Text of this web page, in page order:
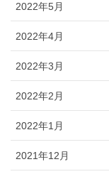
2022年5月
2022年4月
2022年3月
2022年2月
2022年1月
2021年12月